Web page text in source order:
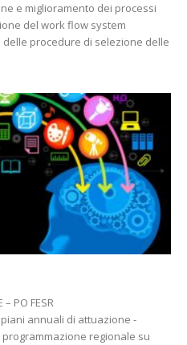
e miglioramento dei processi
del work flow system
procedure di selezione delle
– PO FESR
annuali di attuazione -
regionale su